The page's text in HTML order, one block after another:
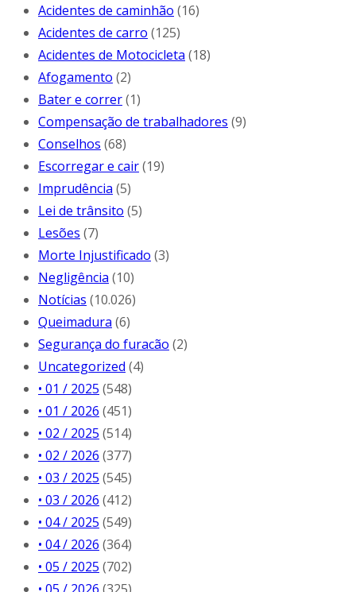
Acidentes de caminhão (16)
Acidentes de carro (125)
Acidentes de Motocicleta (18)
Afogamento (2)
Bater e correr(1)
Compensação de trabalhadores (9)
Conselhos (68)
Escorregar e cair(19)
Imprudência (5)
Lei de trânsito (5)
Lesões (7)
Morte Injustificado (3)
Negligência (10)
Notícias (10.026)
Queimadura (6)
Segurança do furacão (2)
Uncategorized (4)
• 01 / 2025 (548)
• 01 / 2026 (451)
• 02 / 2025 (514)
• 02 / 2026 (377)
• 03 / 2025 (545)
• 03 / 2026 (412)
• 04 / 2025 (549)
• 04 / 2026 (364)
• 05 / 2025 (702)